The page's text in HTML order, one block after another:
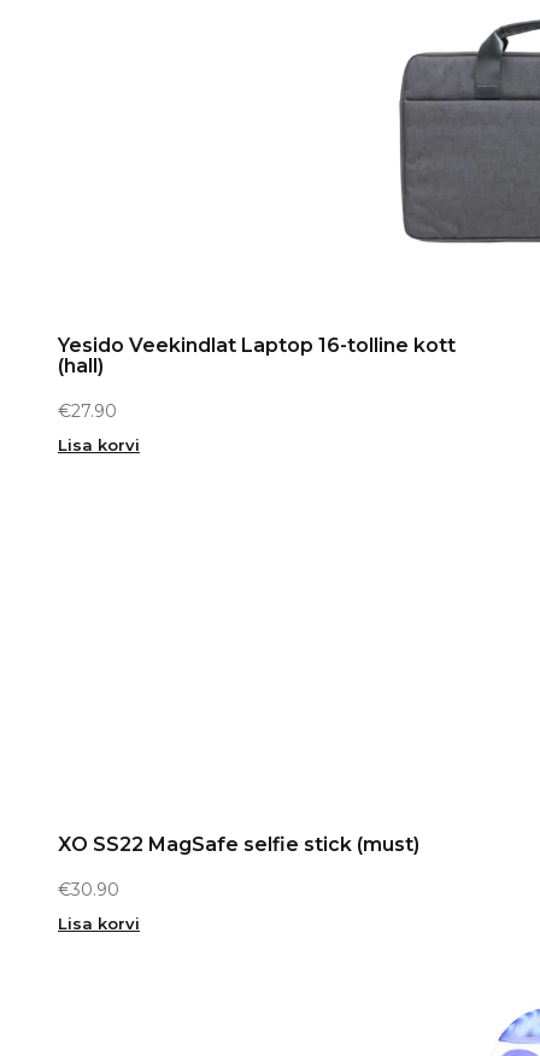
Yesido Veekindlat Laptop 16-tolline kott
(hall)
€27.90
Lisa korvi
XO SS22 MagSafe selfie stick (must)
€30.90
Lisa korvi